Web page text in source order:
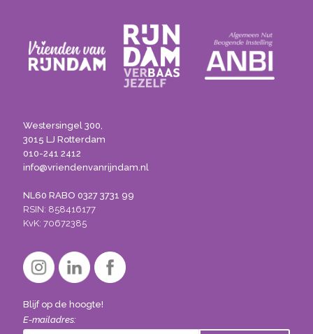
Westersingel 300,
3015 LJ Rotterdam
010-241 2412
info@vriendenvanrijndam.nl
NL60 RABO 0327 3731 99
RSIN: 858416177
KvK: 70672385
Blijf op de hoogte!
E-mailadres: